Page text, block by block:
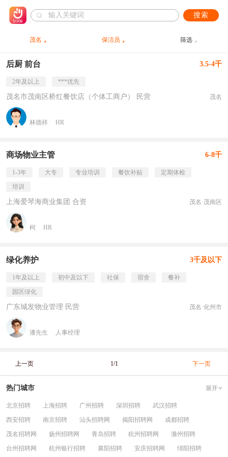
搜索
茂名 保洁员 筛选
后厨 前台 3.5-4千
2年及以上 ***优先
茂名市茂南区桥红餐饮店（个体工商户） 民营 茂名
林德祥 HR
商场物业主管 6-8千
1-3年 大专 专业培训 餐饮补贴
定期体检
培训
上海爱琴海商业集团 合资 茂名·茂南区
柯 HR
绿化养护 3千及以下
1年及以上 初中及以下 社保 宿舍
餐补
园区绿化
广东城发物业管理 民营 茂名·化州市
潘先生 人事经理
上一页 1/1 下一页
热门城市 展开
北京招聘 上海招聘 广州招聘 深圳招聘
武汉招聘
西安招聘
南京招聘 汕头招聘网 揭阳招聘网
成都招聘
茂名招聘网
扬州招聘网 青岛招聘 杭州招聘网
滁州招聘
台州招聘网
杭州银行招聘 襄阳招聘 安庆招聘网 绵阳招聘